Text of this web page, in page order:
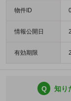
物件ID
情報公開日
有効期限
Q 知り